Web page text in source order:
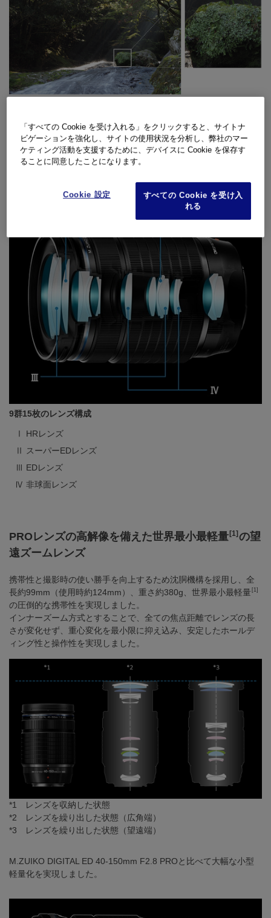
べく、9群15枚（EDレンズ2枚、スーパーEDレンズ1枚、HRレン
ズ1枚など）のレンズ設計により高解像を実現すると共に、望遠レ
ンズの課題である色収差を徹底的に抑え、加えてゴースト、フレ
9群15枚のレンズ構成
Ⅰ HRレンズ
Ⅱ スーパーEDレンズ
Ⅲ EDレンズ
Ⅳ 非球面レンズ
PROレンズの高解像を備えた世界最小最軽量[1]の望
遠ズームレンズ
携帯性と撮影時の使い勝手を向上するため沈胴機構を採用し、全
長約99mm（使用時約124mm）、重さ約380g、世界最小最軽量 [1]
の圧倒的な携帯性を実現しました。
インナーズーム方式とすることで、全ての焦点距離でレンズの長
さが変化せず、重心変化を最小限に抑え込み、安定したホールデ
ィング性と操作性を実現しました。
*1 レンズを収納した状態
*2 レンズを繰り出した状態（広角端）
*3 レンズを繰り出した状態（望遠端）
M.ZUIKO DIGITAL ED 40-150mm F2.8 PROと比べて大幅な小型
軽量化を実現しました。
「すべての Cookie を受け入れる」をクリックすると、サイトナ
ビゲーションを強化し、サイトの使用状況を分析し、弊社のマー
ケティング活動を支援するために、デバイスに Cookie を保存す
ることに同意したことになります。
Cookie 設定
すべての Cookie を受け入
れる